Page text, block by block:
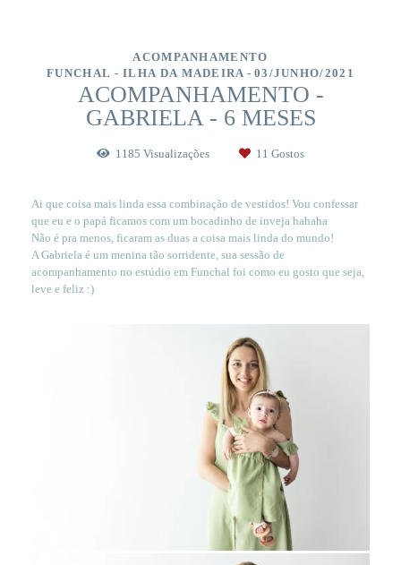
ACOMPANHAMENTO
FUNCHAL - ILHA DA MADEIRA
03/JUNHO/2021
ACOMPANHAMENTO -
GABRIELA - 6 MESES
1185 Visualizações 11 Gostos
Ai que coisa mais linda essa combinação de vestidos! Vou confessar
que eu e o papá ficamos com um bocadinho de inveja hahaha
Não é pra menos, ficaram as duas a coisa mais linda do mundo!
A Gabriela é um menina tão sorridente, sua sessão de
acompanhamento no estúdio em Funchal foi como eu gosto que seja,
leve e feliz :)